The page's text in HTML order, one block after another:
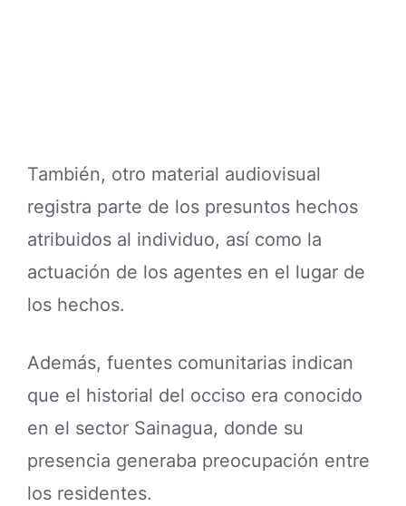
También, otro material audiovisual
registra parte de los presuntos hechos
atribuidos al individuo, así como la
actuación de los agentes en el lugar de
los hechos.
Además, fuentes comunitarias indican
que el historial del occiso era conocido
en el sector Sainagua, donde su
presencia generaba preocupación entre
los residentes.